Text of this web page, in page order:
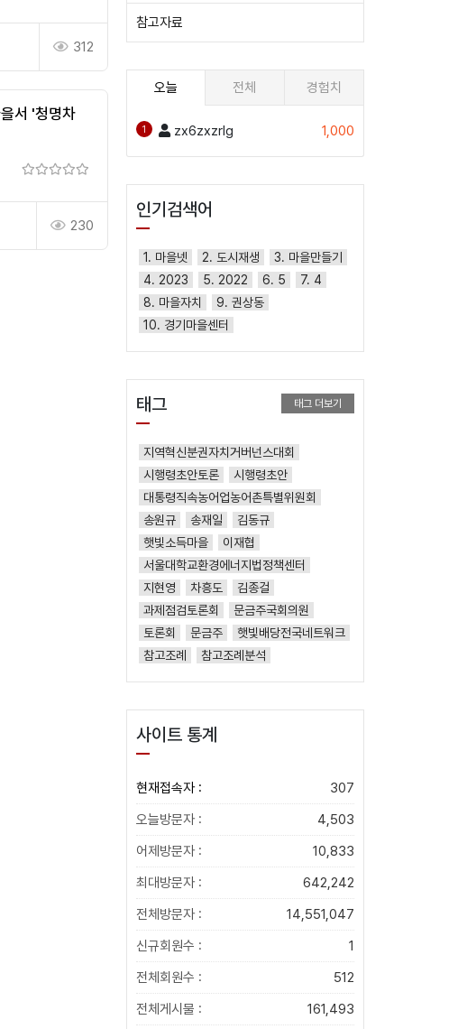
312
서 '청명차
230
참고자료
오늘 전체 경험치
1 zx6zxzrlg 1,000
인기검색어
1. 마을넷 2. 도시재생
3. 마을만들기
4. 2023
5. 2022 6. 5
7. 4
8. 마을자치
9. 권상동
10. 경기마을센터
태그 태그 더보기
지역혁신분권자치거버넌스대회
시행령초안토론
시행령초안
대통령직속농어업농어촌특별위원회
송원규
송재일
김동규
햇빛소득마을
이재협
서울대학교환경에너지법정책센터
지현영
차흥도
김종걸
과제점검토론회
문금주국회의원
토론회
문금주
햇빛배당전국네트워크
참고조례
참고조례분석
사이트 통계
현재접속자 :
307
오늘방문자 :
4,503
어제방문자 :
10,833
최대방문자 :
642,242
전체방문자 :
14,551,047
신규회원수 :
1
전체회원수 :
512
전체게시물 :
161,493